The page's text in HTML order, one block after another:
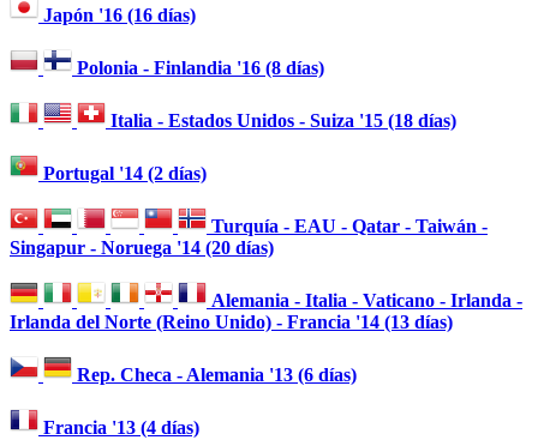
Japón '16 (16 días)
Polonia - Finlandia '16 (8 días)
Italia - Estados Unidos - Suiza '15 (18 días)
Portugal '14 (2 días)
Turquía - EAU - Qatar - Taiwán -
Singapur - Noruega '14 (20 días)
Alemania - Italia - Vaticano - Irlanda -
Irlanda del Norte (Reino Unido) - Francia '14 (13 días)
Rep. Checa - Alemania '13 (6 días)
Francia '13 (4 días)